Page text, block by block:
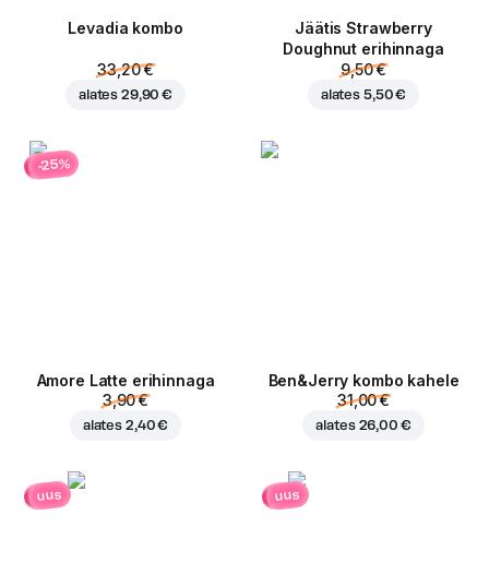
Levadia kombo
33,20 €
alates 29,90 €
Jäätis Strawberry
Doughnut erihinnaga
9,50 €
alates 5,50 €
-25%
Amore Latte erihinnaga
3,90 €
alates 2,40 €
Ben&Jerry kombo kahele
31,00 €
alates 26,00 €
uus uus